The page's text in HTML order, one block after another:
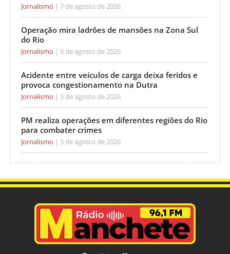
Jornalismo 7 de agosto de 2026
Operação mira ladrões de mansões na Zona Sul
do Rio
Jornalismo 6 de agosto de 2026
Acidente entre veículos de carga deixa feridos e
provoca congestionamento na Dutra
Jornalismo 5 de agosto de 2026
PM realiza operações em diferentes regiões do Rio
para combater crimes
Jornalismo 5 de agosto de 2026